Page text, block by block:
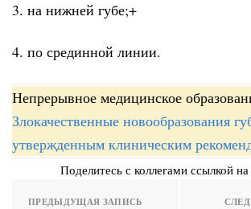
3. на нижней губе;+
4. по срединной линии.
Непрерывное медицинское
Злокачественные новообразования
утвержденным клиническим
Поделитесь с коллегами ссылкой
ПРЕДЫДУЩАЯ ЗАПИСЬ